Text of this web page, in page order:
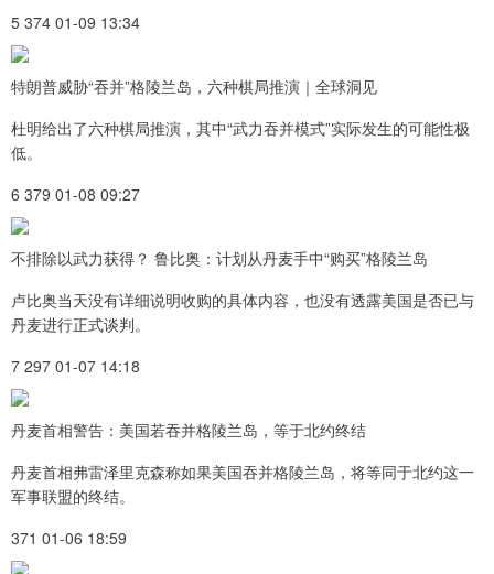
5 374 01-09 13:34
特朗普威胁“吞并”格陵兰岛，六种棋局推演｜全球洞见
杜明给出了六种棋局推演，其中“武力吞并模式”实际发生的可能性极
低。
6 379 01-08 09:27
不排除以武力获得？ 鲁比奥：计划从丹麦手中“购买”格陵兰岛
卢比奥当天没有详细说明收购的具体内容，也没有透露美国是否已与
丹麦进行正式谈判。
7 297 01-07 14:18
丹麦首相警告：美国若吞并格陵兰岛，等于北约终结
丹麦首相弗雷泽里克森称如果美国吞并格陵兰岛，将等同于北约这一
军事联盟的终结。
371 01-06 18:59